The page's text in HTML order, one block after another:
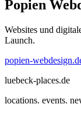
Popien
Websites und
Launch.
popien-
luebeck-places.de
locations. events.